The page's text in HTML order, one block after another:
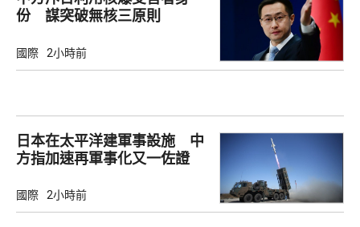
份 謀突破無核三原則
國際 2小時前
日本在太平洋建軍事設施 中
方指加速再軍事化又一佐證
國際 2小時前